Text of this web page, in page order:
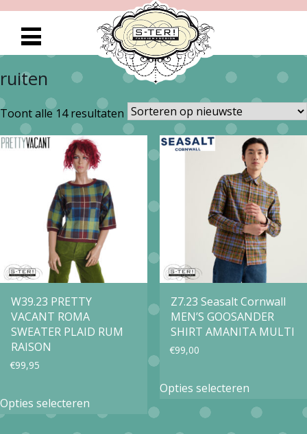
ruiten
Toont alle 14 resultaten Gesorteerd
op
nieuwste
W39.23 PRETTY
VACANT ROMA
SWEATER PLAID RUM
RAISON
€99,95
Opties selecteren
product
Z7.23 Seasalt Cornwall
MEN’S GOOSANDER
SHIRT AMANITA MULTI
€99,00
Opties selecteren
heeft